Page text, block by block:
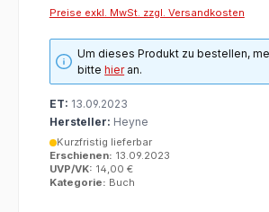
Preise exkl. MwSt. zzgl. Versandkosten
Um dieses Produkt zu bestellen,
bittehieran.
ET: 13.09.2023
Hersteller: Heyne
Kurzfristig lieferbar
Erschienen: 13.09.2023
UVP/VK: 14,00 €
Kategorie: Buch